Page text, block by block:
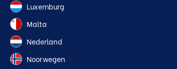
Luxemburg
Malta
Nederland
Noorwegen